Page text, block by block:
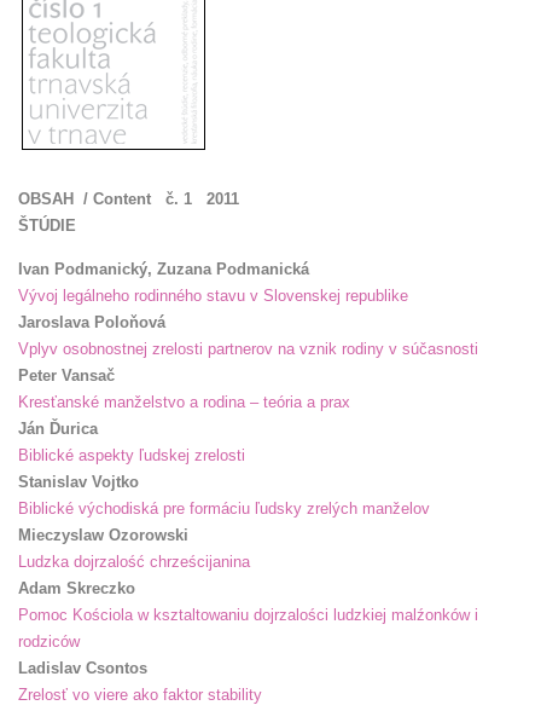
OBSAH / Content č. 1 2011
ŠTÚDIE
Ivan Podmanický, Zuzana Podmanická
Vývoj legálneho rodinného stavu v Slovenskej republike
Jaroslava Poloňová
Vplyv osobnostnej zrelosti partnerov na vznik rodiny v súčasnosti
Peter Vansač
Kresťanské manželstvo a rodina – teória a prax
Ján Ďurica
Biblické aspekty ľudskej zrelosti
Stanislav Vojtko
Biblické východiská pre formáciu ľudsky zrelých manželov
Mieczyslaw Ozorowski
Ludzka dojrzalość chrześcijanina
Adam Skreczko
Pomoc Kościola w ksztaltowaniu dojrzalości ludzkiej malźonków i
rodziców
Ladislav Csontos
Zrelosť vo viere ako faktor stability